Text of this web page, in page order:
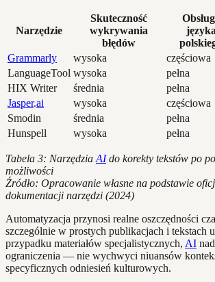
Narzędzie
Skuteczność
wykrywania
błędów
języka
Grammarly
wysoka częściowa
LanguageTool wysoka pełna
HIX Writer
średnia pełna
Jasper.ai wysoka częściowa
Smodin
średnia pełna
Hunspell
wysoka pełna
Tabela 3: Narzędzia AIdo korekty tekstów po
możliwości
Źródło: Opracowanie własne na podstawie
dokumentacji narzędzi (2024)
Automatyzacja przynosi realne oszczędności
szczególnie w prostych publikacjach i tekstach
przypadku materiałów specjalistycznych, AI
ograniczenia — nie wychwyci niuansów
specyficznych odniesień kulturowych.